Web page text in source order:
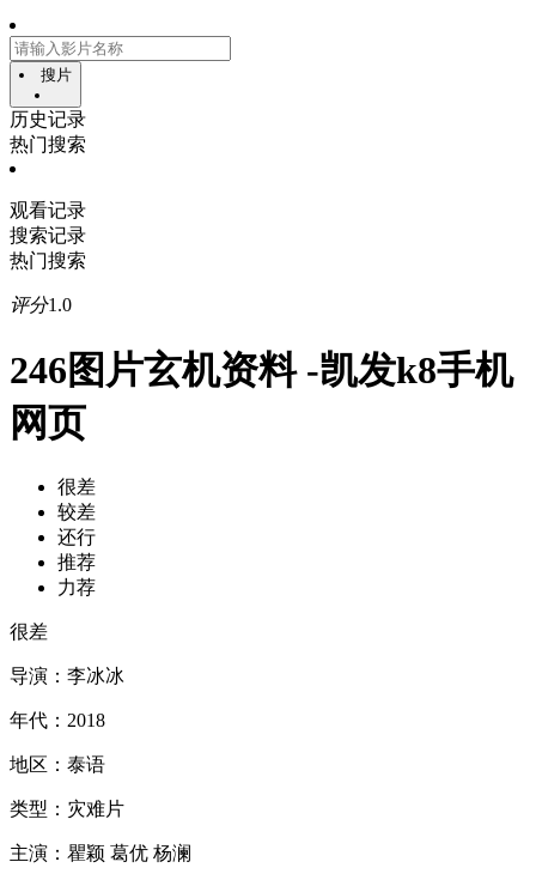
搜片
历史记录
热门搜索
观看记录
搜索记录
热门搜索
评分1.0
246图片玄机资料 -凯发k8手机
网页
很差
较差
还行
推荐
力荐
很差
导演： 李冰冰
年代： 2018
地区： 泰语
类型： 灾难片
主演： 瞿颖 葛优 杨澜